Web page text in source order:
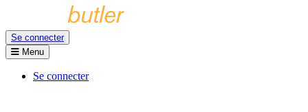
Se connecter
Menu
Se connecter